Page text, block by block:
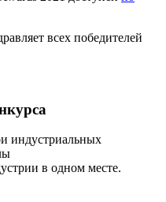
всех победителей
индустриальных
в одном месте.